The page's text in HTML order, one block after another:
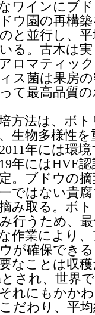
ワインにブ
ウ園の再構
と並行し、
る。古木は
ロマティッ
ス菌は果房
て最高品質
方法は、ボト
生物多様性
年には環
年にはHVE
。ブドウの
ではない貴
み取る。ボ
行うため、
作業により
が確保でき
なことは収
とされ、世界
れにもかか
だわり、平